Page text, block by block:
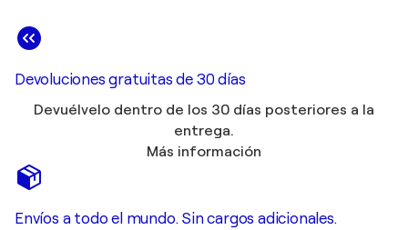
Devoluciones gratuitas de 30 días
Devuélvelo dentro de los 30 días posteriores a la
entrega.
Más información
Envíos a todo el mundo. Sin cargos adicionales.